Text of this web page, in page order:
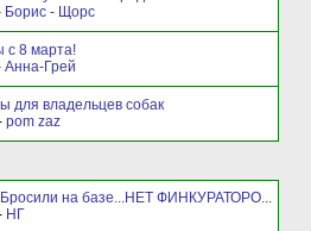
Борис - Щорс
с 8 марта!
Анна-Грей
для владельцев собак
pom zaz
на базе...НЕТ ФИНКУРАТОРО...
НГ